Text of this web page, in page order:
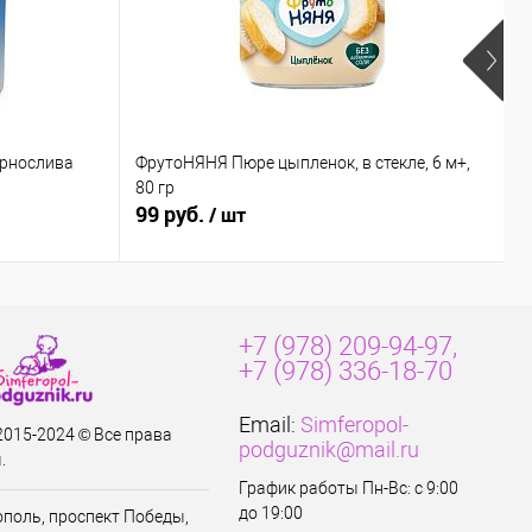
ФрутоНЯНЯ Пюре цыпленок, в стекле, 6 м+,
80 гр
99 руб. / шт
2024 © Все права
проспект Победы,
+7 (978) 209-94-97,
+7 (978) 336-18-70
Email: Simferopol-
podguznik@mail.ru
График работы Пн-Вс: с 9:00
до 19:00